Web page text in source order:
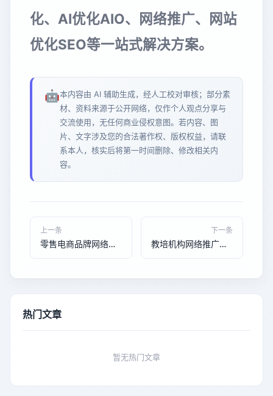
化、AI优化AIO、网络推广、网站
优化SEO等一站式解决方案。
🤖本内容由 AI 辅助生成，经人工校对审核；部分素
材、资料来源于公开网络，仅作个人观点分享与
交流使用，无任何商业侵权意图。若内容、图
片、文字涉及您的合法著作权、版权权益，请联
系本人，核实后将第一时间删除、修改相关内
容。
上一条
零售电商品牌网络推广实战：让品牌故事主动触达消费者
下一条
教培机构网络推广获客实战：让课程主动触达家长
热门文章
暂无热门文章